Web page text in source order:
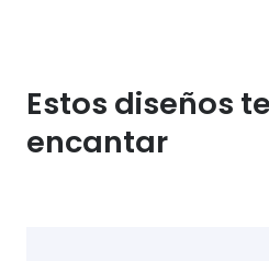
Estos diseños
encantar